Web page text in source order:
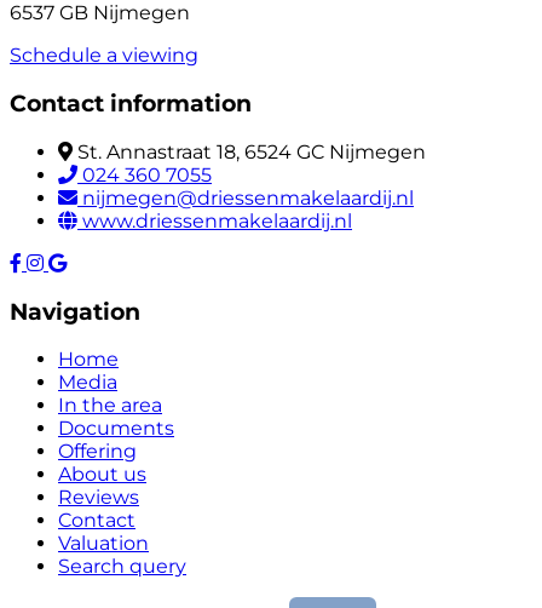
6537 GB Nijmegen
Schedule a viewing
Contact information
St. Annastraat 18, 6524 GC Nijmegen
024 360 7055
nijmegen@driessenmakelaardij.nl
www.driessenmakelaardij.nl
Navigation
Home
Media
In the area
Documents
Offering
About us
Reviews
Contact
Valuation
Search query